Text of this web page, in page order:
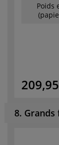
Poids
8.